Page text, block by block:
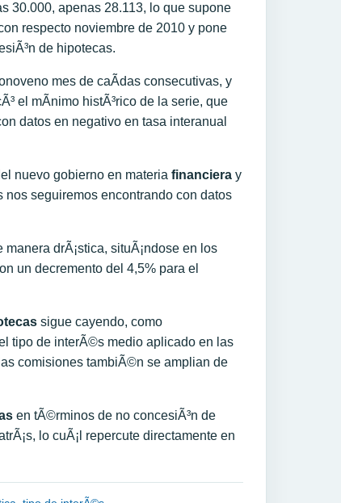
30.000, apenas 28.113, lo que supone
respecto noviembre de 2010 y pone
de hipotecas.
mes de caÃ­das consecutivas, y
el mÃ­nimo histÃ³rico de la serie, que
datos en negativo en tasa interanual
nuevo gobierno en materia financiera y
seguiremos encontrando con datos
drÃ¡stica, situÃ¡ndose en los
un decremento del 4,5% para el
sigue cayendo, como
tipo de interÃ©s medio aplicado en las
comisiones tambiÃ©n se amplian de
en tÃ©rminos de no concesiÃ³n de
lo cuÃ¡l repercute directamente en